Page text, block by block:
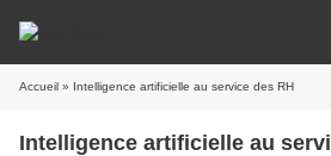
Accueil » Intelligence artificielle au service des RH
Intelligence artificielle au